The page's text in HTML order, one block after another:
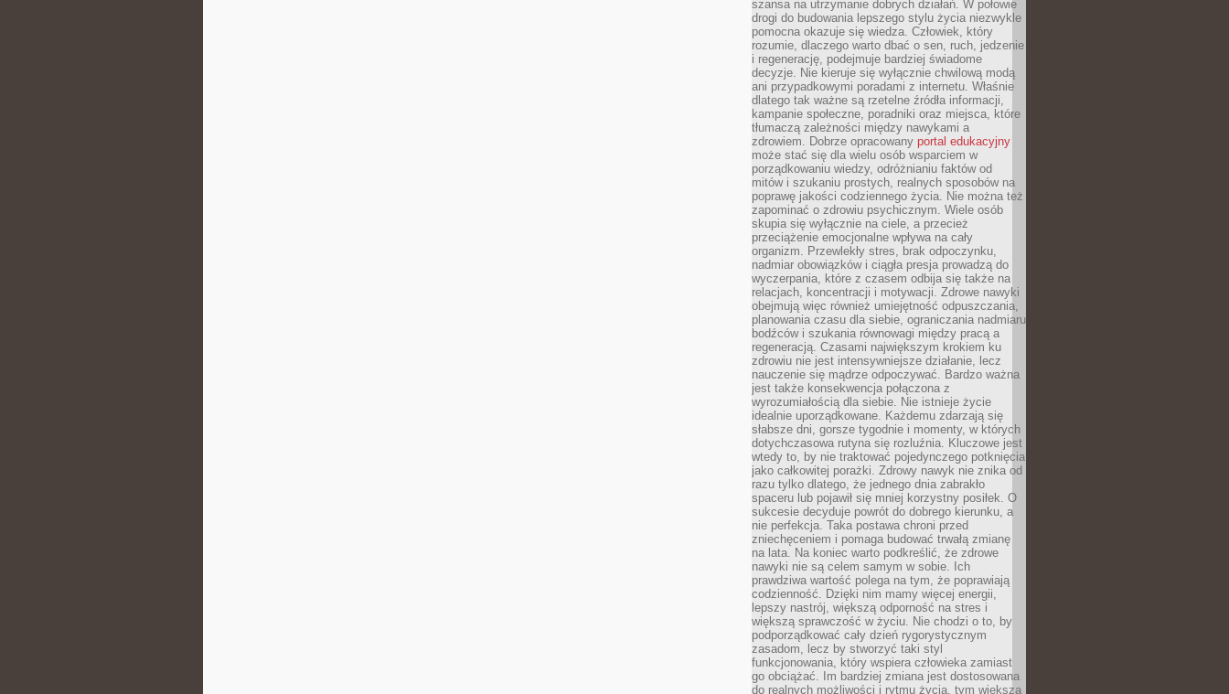
szansa na utrzymanie dobrych działań. W połowie
drogi do budowania lepszego stylu życia niezwykle
pomocna okazuje się wiedza. Człowiek, który
rozumie, dlaczego warto dbać o sen, ruch, jedzenie
i regenerację, podejmuje bardziej świadome
decyzje. Nie kieruje się wyłącznie chwilową modą
ani przypadkowymi poradami z internetu. Właśnie
dlatego tak ważne są rzetelne źródła informacji,
kampanie społeczne, poradniki oraz miejsca, które
tłumaczą zależności między nawykami a
zdrowiem. Dobrze opracowany portal edukacyjny
może stać się dla wielu osób wsparciem w
porządkowaniu wiedzy, odróżnianiu faktów od
mitów i szukaniu prostych, realnych sposobów na
poprawę jakości codziennego życia. Nie można też
zapominać o zdrowiu psychicznym. Wiele osób
skupia się wyłącznie na ciele, a przecież
przeciążenie emocjonalne wpływa na cały
organizm. Przewlekły stres, brak odpoczynku,
nadmiar obowiązków i ciągła presja prowadzą do
wyczerpania, które z czasem odbija się także na
relacjach, koncentracji i motywacji. Zdrowe nawyki
obejmują więc również umiejętność odpuszczania,
planowania czasu dla siebie, ograniczania nadmiaru
bodźców i szukania równowagi między pracą a
regeneracją. Czasami największym krokiem ku
zdrowiu nie jest intensywniejsze działanie, lecz
nauczenie się mądrze odpoczywać. Bardzo ważna
jest także konsekwencja połączona z
wyrozumiałością dla siebie. Nie istnieje życie
idealnie uporządkowane. Każdemu zdarzają się
słabsze dni, gorsze tygodnie i momenty, w których
dotychczasowa rutyna się rozluźnia. Kluczowe jest
wtedy to, by nie traktować pojedynczego potknięcia
jako całkowitej porażki. Zdrowy nawyk nie znika od
razu tylko dlatego, że jednego dnia zabrakło
spaceru lub pojawił się mniej korzystny posiłek. O
sukcesie decyduje powrót do dobrego kierunku, a
nie perfekcja. Taka postawa chroni przed
zniechęceniem i pomaga budować trwałą zmianę
na lata. Na koniec warto podkreślić, że zdrowe
nawyki nie są celem samym w sobie. Ich
prawdziwa wartość polega na tym, że poprawiają
codzienność. Dzięki nim mamy więcej energii,
lepszy nastrój, większą odporność na stres i
większą sprawczość w życiu. Nie chodzi o to, by
podporządkować cały dzień rygorystycznym
zasadom, lecz by stworzyć taki styl
funkcjonowania, który wspiera człowieka zamiast
go obciążać. Im bardziej zmiana jest dostosowana
do realnych możliwości i rytmu życia, tym większa